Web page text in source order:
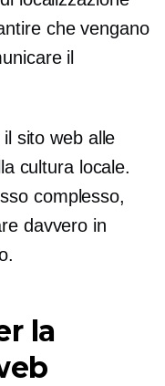
che vengano
il
sito web alle
cultura locale.
complesso,
davvero in
la